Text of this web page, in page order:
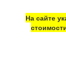
На сайте